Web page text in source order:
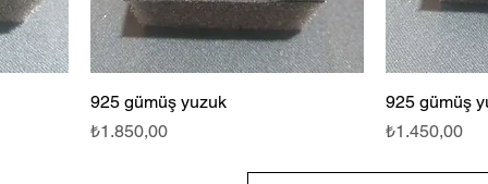
925 gümüş yuzuk
Fiyat
₺1.850,00
925 gümüş
Fiyat
₺1.450,00